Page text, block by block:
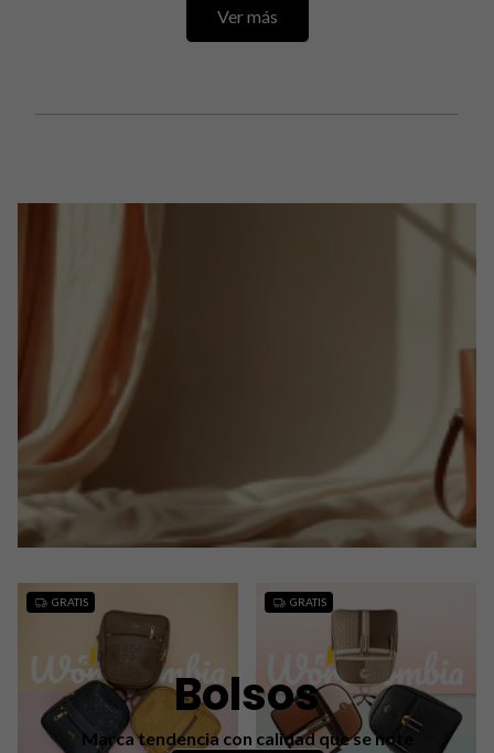
Ver más
Bolsos
Marca tendencia con calidad que se note
GRATIS GRATIS